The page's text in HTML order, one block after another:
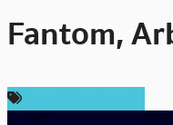
Fantom,